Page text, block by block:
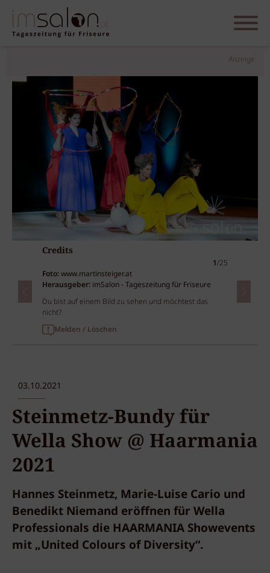
Anzeige
Credits
1/25
Foto:www.martinsteiger.at
Herausgeber: imSalon - Tageszeitung für Friseure
Du bist auf einem Bild zu sehen und möchtest das
nicht?
Melden / Löschen
03.10.2021
Steinmetz-Bundy für
Wella Show @ Haarmania
2021
Hannes Steinmetz, Marie-Luise Cario und
Benedikt Niemand eröffnen für Wella
Professionals die HAARMANIA Showevents
mit „United Colours of Diversity“.